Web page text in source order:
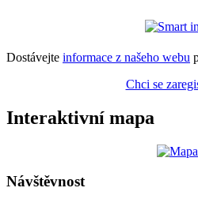
Dostávejte informace z našeho webu
Chci se
Interaktivní mapa
Návštěvnost